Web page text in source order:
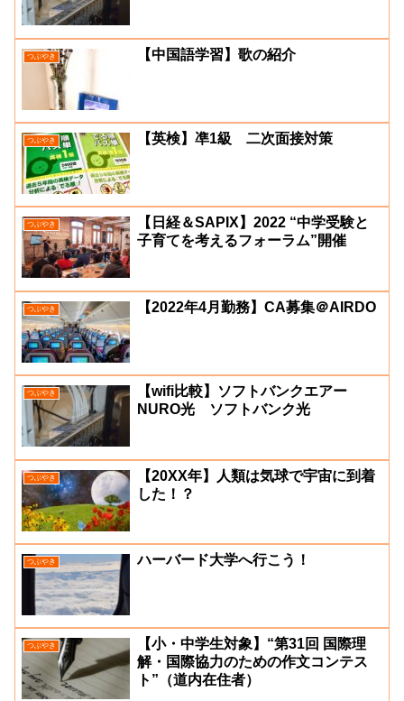
つぶやき 【中国語学習】歌の紹介
つぶやき 【英検】凖1級 二次面接対策
つぶやき
【日経＆SAPIX】2022 “中学受験と
子育てを考えるフォーラム”開催
つぶやき 【2022年4月勤務】CA募集＠AIRDO
つぶやき
【wifi比較】ソフトバンクエアー
NURO光 ソフトバンク光
つぶやき
【20XX年】人類は気球で宇宙に到着
した！？
つぶやき ハーバード大学へ行こう！
つぶやき
【小・中学生対象】“第31回 国際理
解・国際協力のための作文コンテス
ト”（道内在住者）